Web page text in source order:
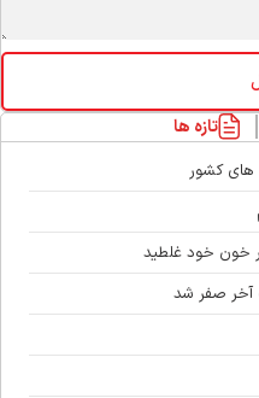
تازه ها
کشور
خود غلطید
صفر شد